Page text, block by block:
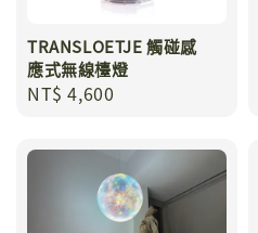
TRANSLOETJE 觸碰感
應式無線檯燈
Regular
NT$ 4,600